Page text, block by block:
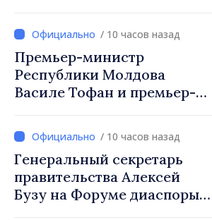
/ 10 часов назад
Премьер-министр
Республики Молдова
Василе Тофан и премьер-
Вевер обсудили
европейский путь
Республики Молдова
/ 10 часов назад
Генеральный секретарь
правительства Алексей
Бузу на Форуме диаспоры: